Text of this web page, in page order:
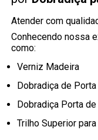
Atender com
Conhecendo nossa
como:
Verniz Madeira
Dobradiça de
Dobradiça Porta
Trilho Superior